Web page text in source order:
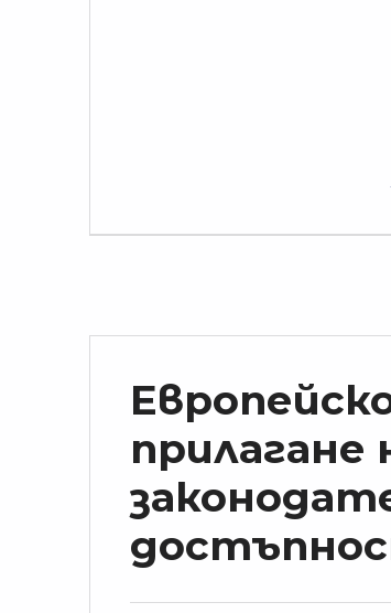
прилагане